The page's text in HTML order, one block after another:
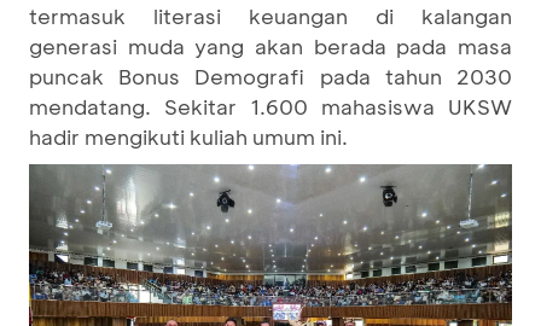
termasuk literasi keuangan di kalangan
generasi muda yang akan berada pada masa
puncak Bonus Demografi pada tahun 2030
mendatang. Sekitar 1.600 mahasiswa UKSW
hadir mengikuti kuliah umum ini.